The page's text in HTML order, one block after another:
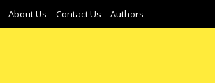
About Us Contact Us Authors